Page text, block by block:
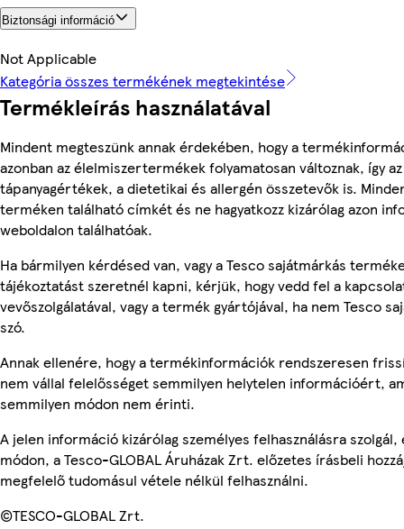
Biztonsági információ
Not Applicable
Kategória összes termékének megtekintése
Termékleírás használatával
Mindent megteszünk annak érdekében, hogy a
azonban az élelmiszertermékek folyamatosan változnak, így
tápanyagértékek, a dietetikai és allergén összetevők is.
terméken található címkét és ne hagyatkozz kizárólag azon
weboldalon találhatóak.
Ha bármilyen kérdésed van, vagy a Tesco sajátmárkás
tájékoztatást szeretnél kapni, kérjük, hogy vedd fel a
vevőszolgálatával, vagy a termék gyártójával, ha nem Tesco
szó.
Annak ellenére, hogy a termékinformációk rendszeresen
nem vállal felelősséget semmilyen helytelen információért,
semmilyen módon nem érinti.
A jelen információ kizárólag személyes felhasználásra
módon, a Tesco-GLOBAL Áruházak Zrt. előzetes írásbeli
megfelelő tudomásul vétele nélkül felhasználni.
©TESCO-GLOBAL Zrt.